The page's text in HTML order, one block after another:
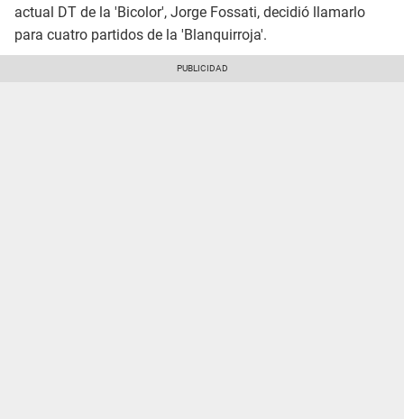
actual DT de la 'Bicolor', Jorge Fossati, decidió llamarlo
para cuatro partidos de la 'Blanquirroja'.